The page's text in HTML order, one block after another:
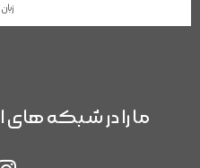
زبان
ما را در شبکه های